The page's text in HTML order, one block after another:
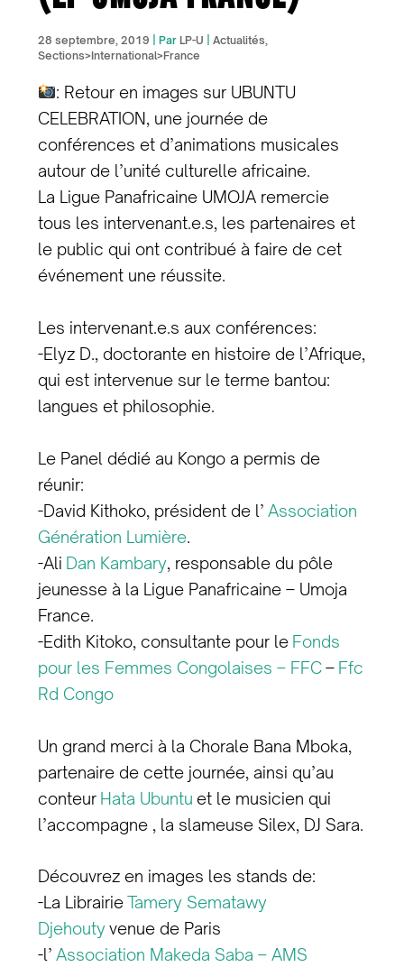
28 septembre, 2019 | Par LP-U Actualités,
Sections>International>France
: Retour en images sur UBUNTU
CELEBRATION, une journée de
conférences et d’animations musicales
autour de l’unité culturelle africaine.
La Ligue Panafricaine UMOJA remercie
tous les intervenant.e.s, les partenaires et
le public qui ont contribué à faire de cet
événement une réussite.
Les intervenant.e.s aux conférences:
-Elyz D., doctorante en histoire de l’Afrique,
qui est intervenue sur le terme bantou:
langues et philosophie.
Le Panel dédié au Kongo a permis de
réunir:
-David Kithoko, président de l’ Association
Génération Lumière.
-Ali Dan Kambary, responsable du pôle
jeunesse à la Ligue Panafricaine – Umoja
France.
-Edith Kitoko, consultante pour le Fonds
pour les Femmes Congolaises – FFC– Ffc
Rd Congo
Un grand merci à la Chorale Bana Mboka,
partenaire de cette journée, ainsi qu’au
conteur Hata Ubuntu et le musicien qui
l’accompagne , la slameuse Silex, DJ Sara.
Découvrez en images les stands de:
-La LibrairieTamery Sematawy
Djehoutyvenue de Paris
-l’ Association Makeda Saba – AMS